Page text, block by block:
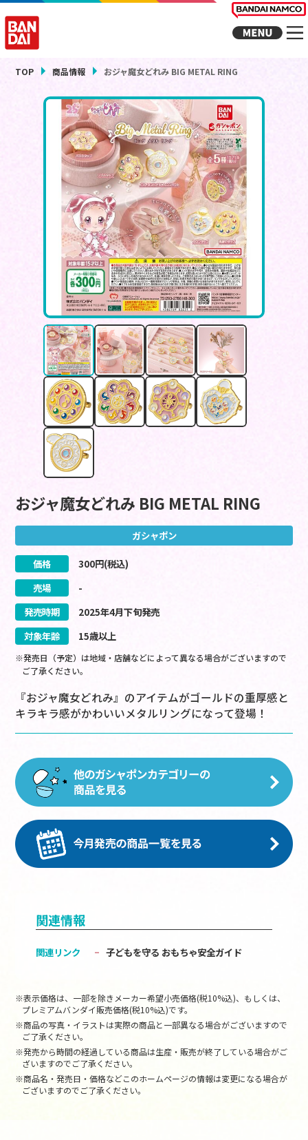
TOP 商品情報 おジャ魔女どれみ BIG METAL RING
おジャ魔女どれみ BIG METAL RING
ガシャポン
価格 300円(税込)
売場
-
発売時期
2025年4月下旬発売
対象年齢
15歳以上
※発売日（予定）は地域・店舗などによって異なる場合がございますので
ご了承ください。
『おジャ魔女どれみ』のアイテムがゴールドの重厚感と
キラキラ感がかわいいメタルリングになって登場！
関連情報
関連リンク 子どもを守る おもちゃ安全ガイド
※表示価格は、一部を除きメーカー希望小売価格(税10%込)、もしくは、
プレミアムバンダイ販売価格(税10%込)です。
※商品の写真・イラストは実際の商品と一部異なる場合がございますので
ご了承ください。
※発売から時間の経過している商品は生産・販売が終了している場合がご
ざいますのでご了承ください。
※商品名・発売日・価格などこのホームページの情報は変更になる場合が
ございますのでご了承ください。